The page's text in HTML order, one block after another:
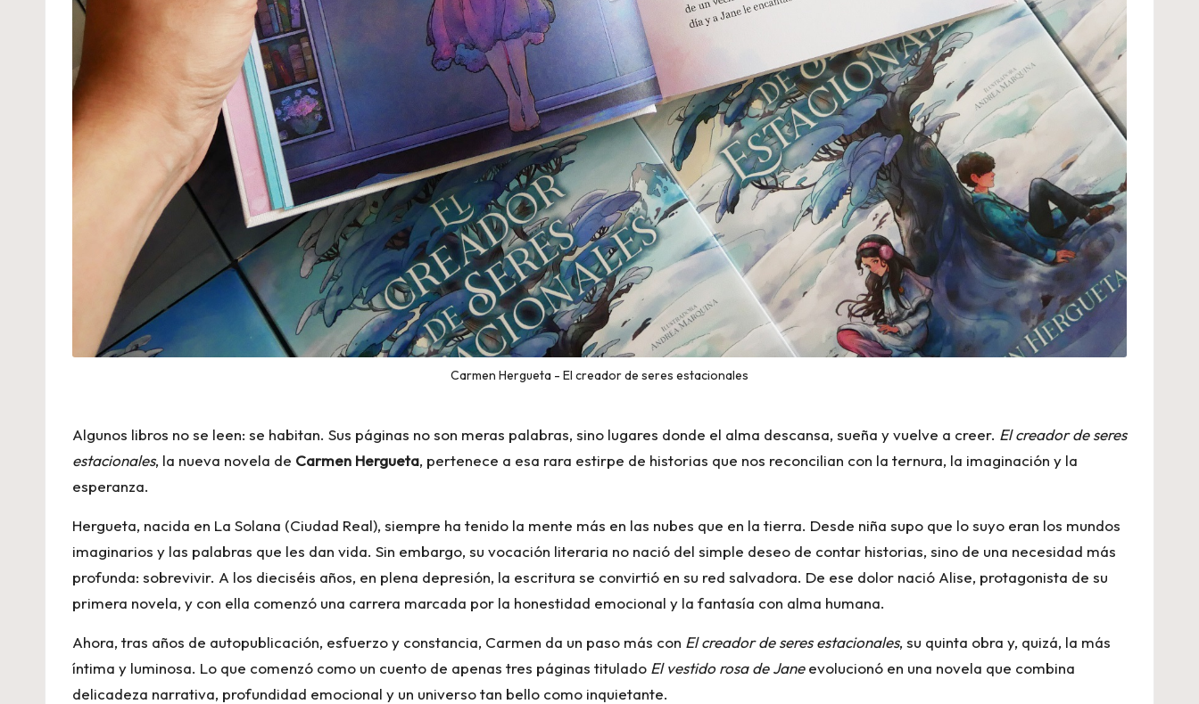
Carmen Hergueta - El creador de seres estacionales
Algunos libros no se leen: se habitan. Sus páginas no son meras palabras, sino lugares donde el alma descansa, sueña y vuelve a creer. El creador de seres
estacionales, la nueva novela de Carmen Hergueta, pertenece a esa rara estirpe de historias que nos reconcilian con la ternura, la imaginación y la
esperanza.
Hergueta, nacida en La Solana (Ciudad Real), siempre ha tenido la mente más en las nubes que en la tierra. Desde niña supo que lo suyo eran los mundos
imaginarios y las palabras que les dan vida. Sin embargo, su vocación literaria no nació del simple deseo de contar historias, sino de una necesidad más
profunda: sobrevivir. A los dieciséis años, en plena depresión, la escritura se convirtió en su red salvadora. De ese dolor nació Alise, protagonista de su
primera novela, y con ella comenzó una carrera marcada por la honestidad emocional y la fantasía con alma humana.
Ahora, tras años de autopublicación, esfuerzo y constancia, Carmen da un paso más con El creador de seres estacionales, su quinta obra y, quizá, la más
íntima y luminosa. Lo que comenzó como un cuento de apenas tres páginas titulado El vestido rosa de Janeevolucionó en una novela que combina
delicadeza narrativa, profundidad emocional y un universo tan bello como inquietante.